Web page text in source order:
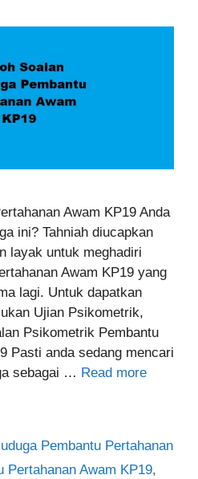
Awam KP19 Anda
ini? Tahniah diucapkan
layak untuk meghadiri
Awam KP19 yang
lagi. Untuk dapatkan
Ujian Psikometrik,
Psikometrik Pembantu
Pasti anda sedang mencari
sebagai … Read more
Pembantu Pertahanan
Pertahanan Awam KP19,